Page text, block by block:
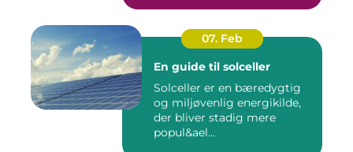
07. Feb
En guide til solceller
Solceller er en bæredygtig
og miljøvenlig energikilde,
der bliver stadig mere
popul&ael...